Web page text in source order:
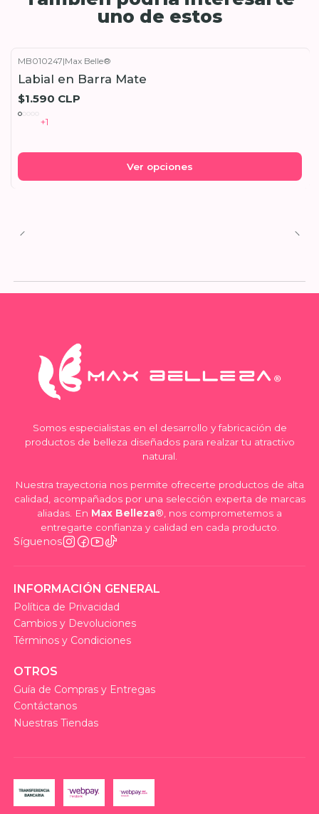
uno de estos
MB010247|Max Belle®
Labial en Barra Mate
$1.590 CLP
+1
Ver opciones
Somos especialistas en el desarrollo y fabricación de
productos de belleza diseñados para realzar tu atractivo
natural.
Nuestra trayectoria nos permite ofrecerte productos de alta
calidad, acompañados por una selección experta de marcas
aliadas. En Max Belleza® , nos comprometemos a
entregarte confianza y calidad en cada producto.
Síguenos
INFORMACIÓN GENERAL
Política de Privacidad
Cambios y Devoluciones
Términos y Condiciones
OTROS
Guía de Compras y Entregas
Contáctanos
Nuestras Tiendas